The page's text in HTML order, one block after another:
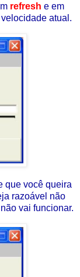
refresh e em
atual.
que você queira
razoável não
vai funcionar.